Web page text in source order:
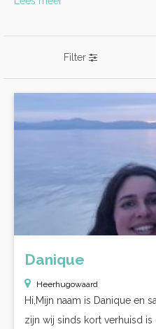
Filter
Danique
Heerhugowaard
Hi,Mijn naam is Danique en
zijn wij sinds kort verhuisd is